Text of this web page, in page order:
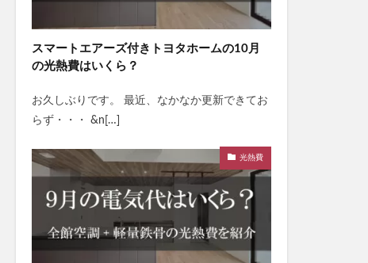
スマートエアーズ付きトヨタホームの10月
の光熱費はいくら？
お久しぶりです。 最近、なかなか更新できてお
らず・・・ &n[…]
光熱費